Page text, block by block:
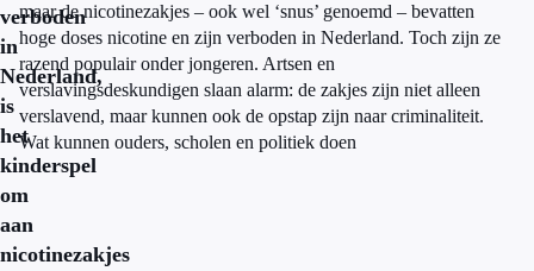
verboden
in
Nederland,
is
het
kinderspel
om
aan
nicotinezakjes
maar de nicotinezakjes – ook wel ‘snus’ genoemd – bevatten
hoge doses nicotine en zijn verboden in Nederland. Toch zijn ze
razend populair onder jongeren. Artsen en
verslavingsdeskundigen slaan alarm: de zakjes zijn niet alleen
verslavend, maar kunnen ook de opstap zijn naar criminaliteit.
Wat kunnen ouders, scholen en politiek doen